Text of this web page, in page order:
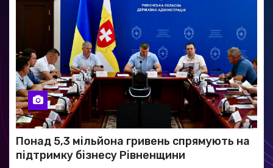
Понад 5,3 мільйона гривень спрямують на
підтримку бізнесу Рівненщини